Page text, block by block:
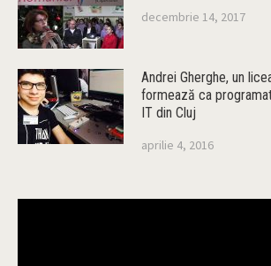
decembrie 14, 2017
Andrei Gherghe, un
formează ca
IT din Cluj
aprilie 4, 2016